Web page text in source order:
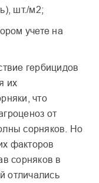
шт./м2;
учете на
гербицидов
их
что
от
сорняков. Но
факторов
сорняков в
отличались